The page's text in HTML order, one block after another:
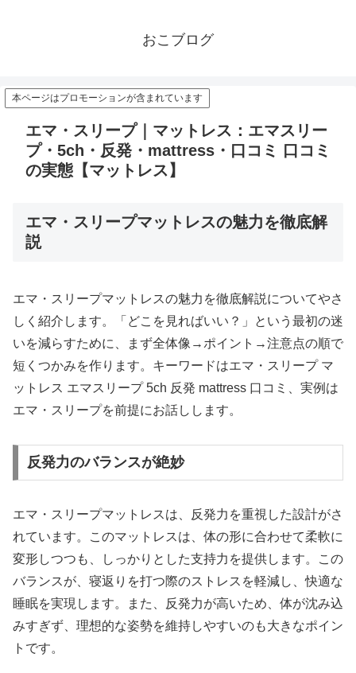
おこブログ
本ページはプロモーションが含まれています
エマ・スリープ｜マットレス：エマスリー
プ・5ch・反発・mattress・口コミ 口コミ
の実態【マットレス】
エマ・スリープマットレスの魅力を徹底解
説
エマ・スリープマットレスの魅力を徹底解説についてやさ
しく紹介します。「どこを見ればいい？」という最初の迷
いを減らすために、まず全体像→ポイント→注意点の順で
短くつかみを作ります。キーワードはエマ・スリープ マ
ットレス エマスリープ 5ch 反発 mattress 口コミ、実例は
エマ・スリープを前提にお話しします。
反発力のバランスが絶妙
エマ・スリープマットレスは、反発力を重視した設計がさ
れています。このマットレスは、体の形に合わせて柔軟に
変形しつつも、しっかりとした支持力を提供します。この
バランスが、寝返りを打つ際のストレスを軽減し、快適な
睡眠を実現します。また、反発力が高いため、体が沈み込
みすぎず、理想的な姿勢を維持しやすいのも大きなポイン
トです。